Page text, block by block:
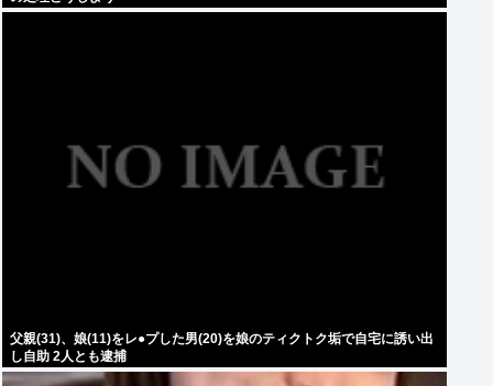
父親(31)、娘(11)をレ●プした男(20)を娘のティクトク垢で自宅に誘い出
し自助 2人とも逮捕